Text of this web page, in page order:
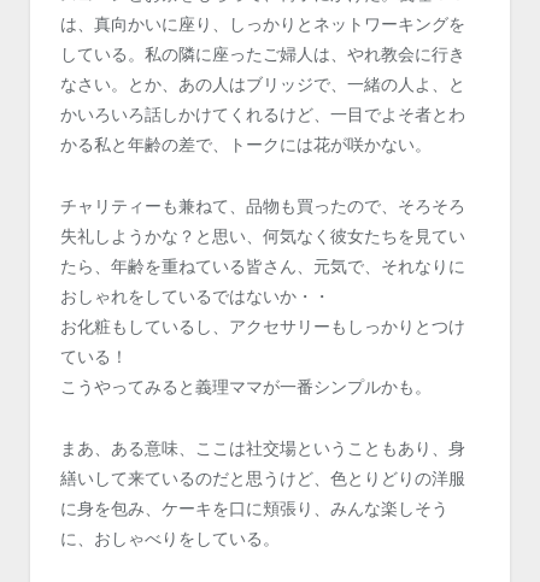
は、真向かいに座り、しっかりとネットワーキングを
している。私の隣に座ったご婦人は、やれ教会に行き
なさい。とか、あの人はブリッジで、一緒の人よ、と
かいろいろ話しかけてくれるけど、一目でよそ者とわ
かる私と年齢の差で、トークには花が咲かない。
チャリティーも兼ねて、品物も買ったので、そろそろ
失礼しようかな？と思い、何気なく彼女たちを見てい
たら、年齢を重ねている皆さん、元気で、それなりに
おしゃれをしているではないか・・
お化粧もしているし、アクセサリーもしっかりとつけ
ている！
こうやってみると義理ママが一番シンプルかも。
まあ、ある意味、ここは社交場ということもあり、身
繕いして来ているのだと思うけど、色とりどりの洋服
に身を包み、ケーキを口に頬張り、みんな楽しそう
に、おしゃべりをしている。